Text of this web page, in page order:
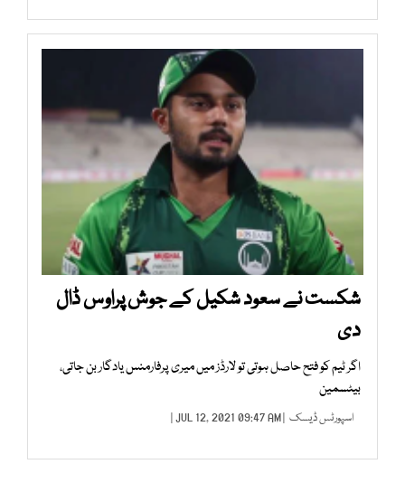
شکست نے سعود شکیل کے جوش پراوس ڈال
دی
اگر ٹیم کو فتح حاصل ہوتی تو لارڈز میں میری پرفارمنس یادگار بن جاتی،
بیٹسمین
اسپورٹس ڈیسک | JUL 12, 2021 09:47 AM |